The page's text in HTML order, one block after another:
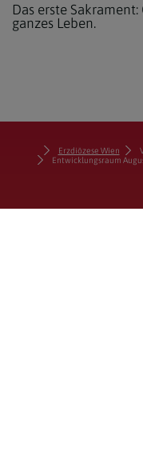
Das erste
ganzes Leben.
Erzdiözese Wien
Entwicklungsraum